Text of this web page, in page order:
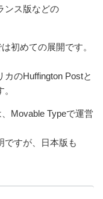
ンス版などの
初めての展開です。
のHuffington Postと
Movable Typeで運営
ですが、日本版も